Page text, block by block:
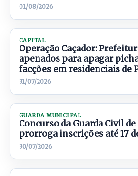
01/08/2026
CAPITAL
Operação Caçador:
apenados para apagar
facções em residenciais de
31/07/2026
GUARDA MUNICIPAL
Concurso da Guarda Civil
prorroga inscrições até 17
30/07/2026